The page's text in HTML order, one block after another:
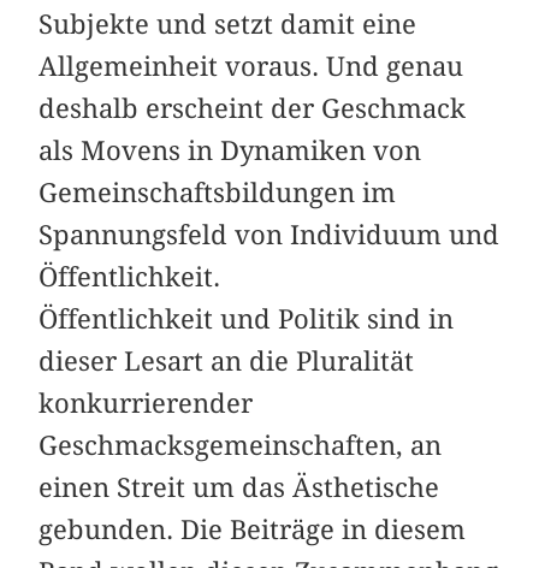
Subjekte und setzt damit eine
Allgemeinheit voraus. Und genau
deshalb erscheint der Geschmack
als Movens in Dynamiken von
Gemeinschaftsbildungen im
Spannungsfeld von Individuum und
Öffentlichkeit.
Öffentlichkeit und Politik sind in
dieser Lesart an die Pluralität
konkurrierender
Geschmacksgemeinschaften, an
einen Streit um das Ästhetische
gebunden. Die Beiträge in diesem